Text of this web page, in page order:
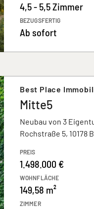
4,5 - 5,5 Zimmer
BEZUGSFERTIG
Ab sofort
Best Place
Mitte5
Neubau von 3
Rochstraße 5, 10178
PREIS
1.498.000 €
WOHNFLÄCHE
149,58 m²
ZIMMER